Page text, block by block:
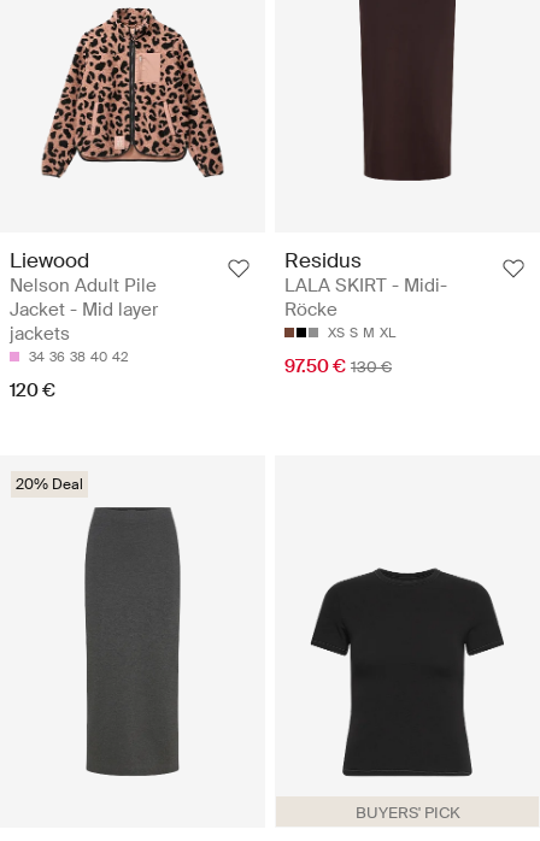
Liewood
Nelson Adult Pile
Jacket - Mid layer
jackets
34 36 38 40 42
120 €
Residus
LALA SKIRT - Midi-
Röcke
XS S M XL
97.50 € 130 €
20% Deal
BUYERS' PICK